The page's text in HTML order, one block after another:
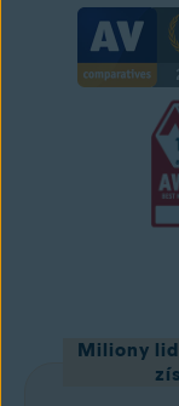
Miliony